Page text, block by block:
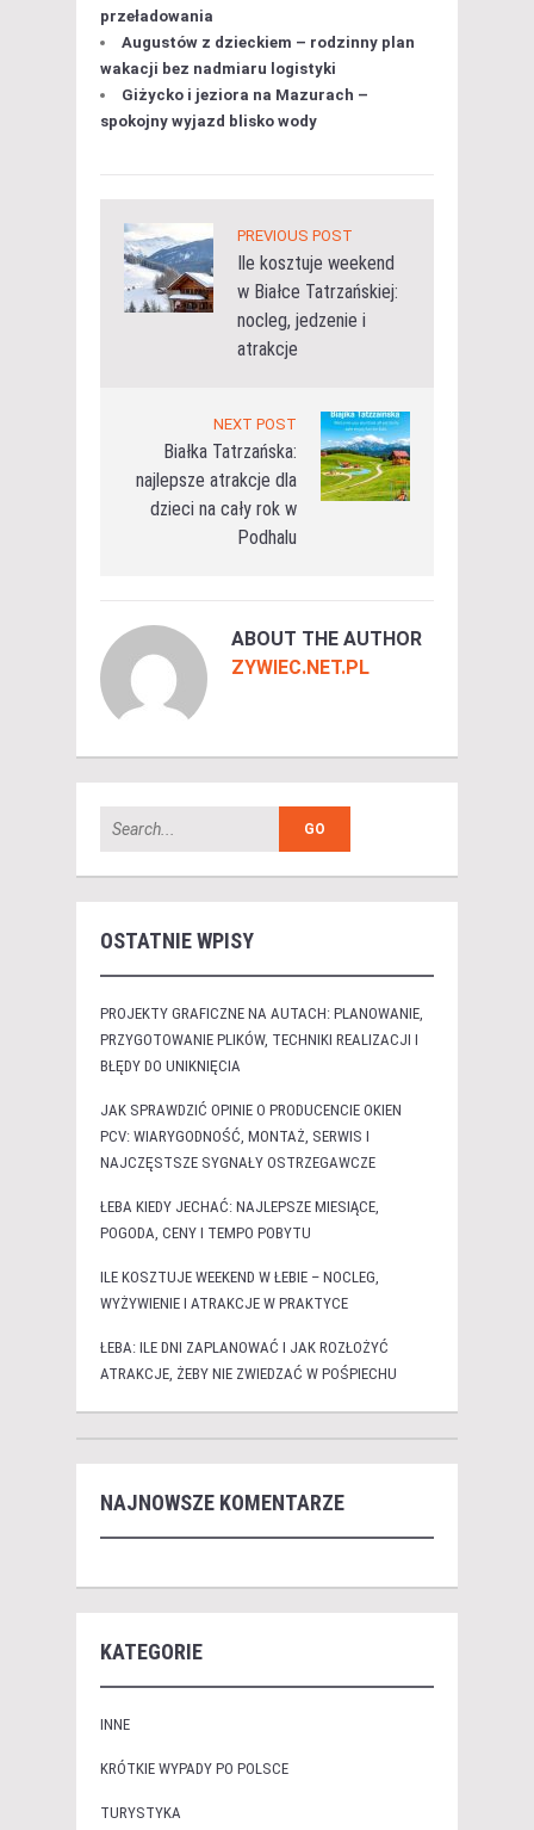
przeładowania
Augustów z dzieckiem – rodzinny plan
wakacji bez nadmiaru logistyki
Giżycko i jeziora na Mazurach –
spokojny wyjazd blisko wody
PREVIOUS POST
Ile kosztuje weekend
w Białce Tatrzańskiej:
nocleg, jedzenie i
atrakcje
NEXT POST
Białka Tatrzańska:
najlepsze atrakcje dla
dzieci na cały rok w
Podhalu
ABOUT THE AUTHOR
ZYWIEC.NET.PL
OSTATNIE WPISY
PROJEKTY GRAFICZNE NA AUTACH: PLANOWANIE,
PRZYGOTOWANIE PLIKÓW, TECHNIKI REALIZACJI I
BŁĘDY DO UNIKNIĘCIA
JAK SPRAWDZIĆ OPINIE O PRODUCENCIE OKIEN
PCV: WIARYGODNOŚĆ, MONTAŻ, SERWIS I
NAJCZĘSTSZE SYGNAŁY OSTRZEGAWCZE
ŁEBA KIEDY JECHAĆ: NAJLEPSZE MIESIĄCE,
POGODA, CENY I TEMPO POBYTU
ILE KOSZTUJE WEEKEND W ŁEBIE – NOCLEG,
WYŻYWIENIE I ATRAKCJE W PRAKTYCE
ŁEBA: ILE DNI ZAPLANOWAĆ I JAK ROZŁOŻYĆ
ATRAKCJE, ŻEBY NIE ZWIEDZAĆ W POŚPIECHU
NAJNOWSZE KOMENTARZE
KATEGORIE
INNE
KRÓTKIE WYPADY PO POLSCE
TURYSTYKA